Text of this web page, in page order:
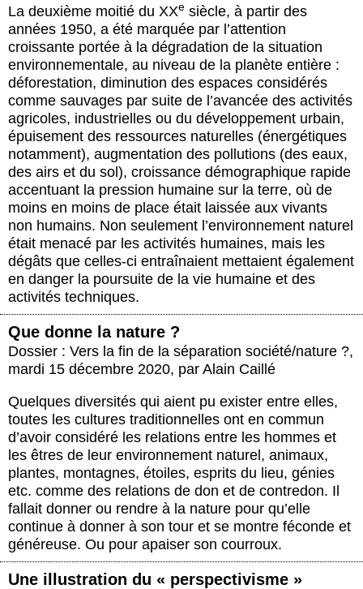
La deuxième moitié du XXe siècle, à partir des
années 1950, a été marquée par l’attention
croissante portée à la dégradation de la situation
environnementale, au niveau de la planète entière :
déforestation, diminution des espaces considérés
comme sauvages par suite de l’avancée des activités
agricoles, industrielles ou du développement urbain,
épuisement des ressources naturelles (énergétiques
notamment), augmentation des pollutions (des eaux,
des airs et du sol), croissance démographique rapide
accentuant la pression humaine sur la terre, où de
moins en moins de place était laissée aux vivants
non humains. Non seulement l’environnement naturel
était menacé par les activités humaines, mais les
dégâts que celles-ci entraînaient mettaient également
en danger la poursuite de la vie humaine et des
activités techniques.
Que donne la nature ?
Dossier : Vers la fin de la séparation société/nature ?,
mardi 15 décembre 2020, par Alain Caillé
Quelques diversités qui aient pu exister entre elles,
toutes les cultures traditionnelles ont en commun
d’avoir considéré les relations entre les hommes et
les êtres de leur environnement naturel, animaux,
plantes, montagnes, étoiles, esprits du lieu, génies
etc. comme des relations de don et de contredon. Il
fallait donner ou rendre à la nature pour qu’elle
continue à donner à son tour et se montre féconde et
généreuse. Ou pour apaiser son courroux.
Une illustration du « perspectivisme »